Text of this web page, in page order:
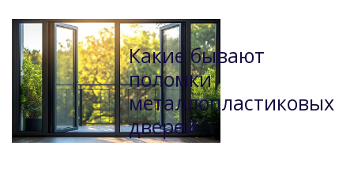
Какие бывают
поломки
металлопластиковых
дверей